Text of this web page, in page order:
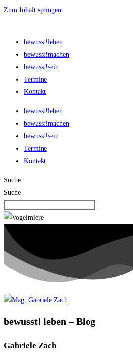
Zum Inhalt springen
bewusst!leben
bewusst!machen
bewusst!sein
Termine
Kontakt
bewusst!leben
bewusst!machen
bewusst!sein
Termine
Kontakt
Suche
Suche
bewusst! leben – Blog
Gabriele Zach